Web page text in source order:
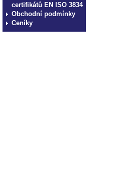
certifikátů EN ISO 3834
Obchodní podmínky
Ceníky